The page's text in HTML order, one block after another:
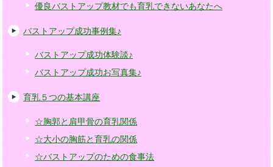
優良バストアップ教材でも育乳できないあなたへ
バストアップ成功事例集♪
バストアップ成功体験談♪
バストアップ成功お写真集♪
育乳５つの基本講座
☆胸郭と肩甲骨の育乳関係
☆大小の胸筋と育乳の関係
☆バストアップのための食事法